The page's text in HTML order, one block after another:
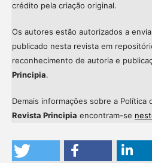
crédito pela criação original.
Os autores estão autorizados a
publicado nesta revista em
reconhecimento de autoria e
Principia.
Demais informações sobre a Política
Revista Principia encontram-se